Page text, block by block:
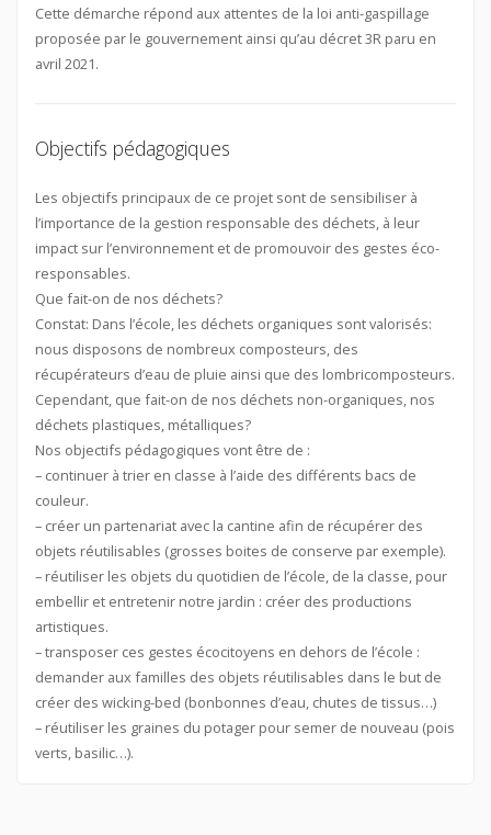
Cette démarche répond aux attentes de la loi anti-gaspillage
proposée par le gouvernement ainsi qu’au décret 3R paru en
avril 2021.
Objectifs pédagogiques
Les objectifs principaux de ce projet sont de sensibiliser à
l’importance de la gestion responsable des déchets, à leur
impact sur l’environnement et de promouvoir des gestes éco-
responsables.
Que fait-on de nos déchets?
Constat: Dans l’école, les déchets organiques sont valorisés:
nous disposons de nombreux composteurs, des
récupérateurs d’eau de pluie ainsi que des lombricomposteurs.
Cependant, que fait-on de nos déchets non-organiques, nos
déchets plastiques, métalliques?
Nos objectifs pédagogiques vont être de :
– continuer à trier en classe à l’aide des différents bacs de
couleur.
– créer un partenariat avec la cantine afin de récupérer des
objets réutilisables (grosses boites de conserve par exemple).
– réutiliser les objets du quotidien de l’école, de la classe, pour
embellir et entretenir notre jardin : créer des productions
artistiques.
– transposer ces gestes écocitoyens en dehors de l’école :
demander aux familles des objets réutilisables dans le but de
créer des wicking-bed (bonbonnes d’eau, chutes de tissus…)
– réutiliser les graines du potager pour semer de nouveau (pois
verts, basilic…).